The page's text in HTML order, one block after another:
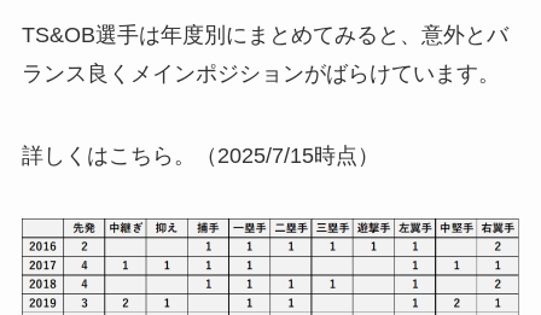
TS&OB選手は年度別にまとめてみると、意外とバ
ランス良くメインポジションがばらけています。
詳しくはこちら。（2025/7/15時点）